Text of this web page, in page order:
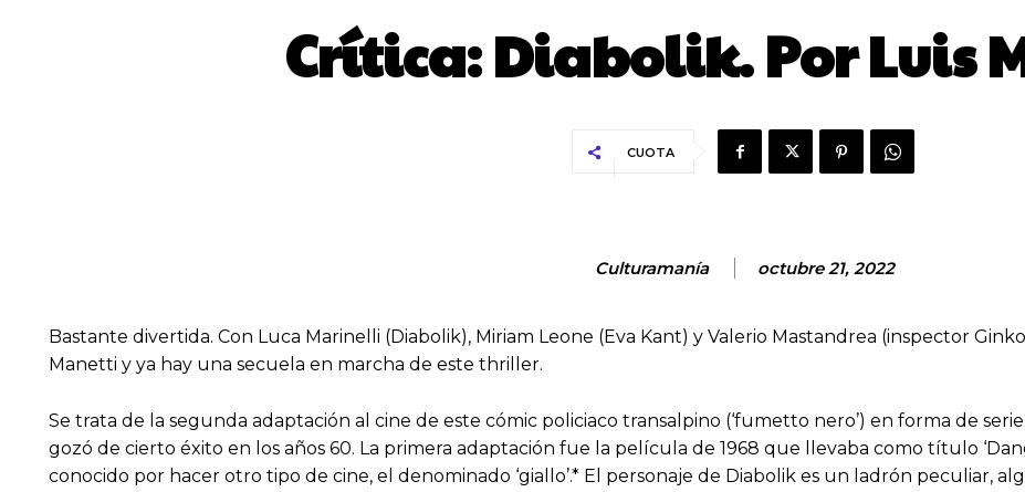
Crítica: Diabolik. Por Luis
CUOTA
Culturamanía octubre 21, 2022
Bastante divertida. Con Luca Marinelli (Diabolik), Miriam Leone (Eva Kant) y Valerio Mastandrea (inspector
Manetti y ya hay una secuela en marcha de este thriller.
Se trata de la segunda adaptación al cine de este cómic policiaco transalpino (‘fumetto nero’) en forma de
gozó de cierto éxito en los años 60. La primera adaptación fue la película de 1968 que llevaba como título
conocido por hacer otro tipo de cine, el denominado ‘giallo’.* El personaje de Diabolik es un ladrón peculiar,